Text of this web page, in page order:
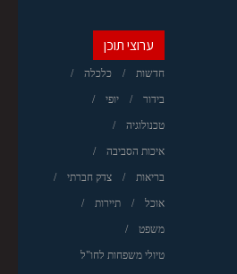
ערוצי תוכן
חדשות כלכלה
בידור יופי
טכנולוגיה
איכות הסביבה
בריאות צדק חברתי
אוכל תיירות
משפט
טיולי משפחות לחו"ל